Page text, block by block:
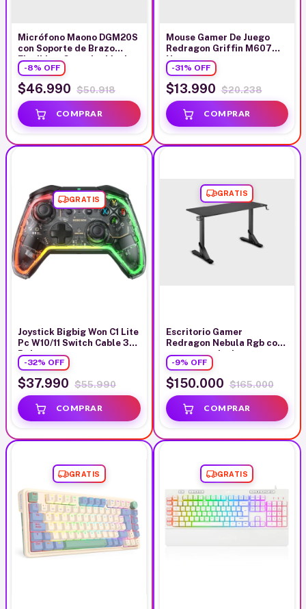
Micrófono Maono DGM20S
con Soporte de Brazo
Flexible y Cancelación de
Sonido
-8% OFF
$46.990 $50.918
Mouse Gamer De Juego
Redragon Griffin M607
Negro
-31% OFF
$13.990 $20.238
GRATIS
Joystick Bigbig Won C1 Lite
Pc W10/11 Switch Cable 3m
Rgb
-32% OFF
$37.990 $55.990
GRATIS
Escritorio Gamer
Redragon Nebula Rgb con
soporte auricular
-9% OFF
$150.000 $165.000
GRATIS GRATIS